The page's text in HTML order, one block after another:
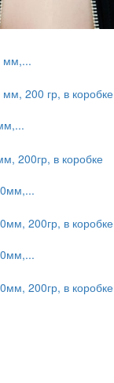
мм,...
200 гр, в коробке
200гр, в коробке
200гр, в коробке
200гр, в коробке